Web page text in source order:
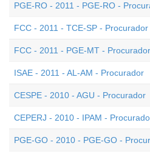
PGE-RO - 2011 - PGE-RO -
FCC - 2011 - TCE-SP - Procurador
FCC - 2011 - PGE-MT - Procurador
ISAE - 2011 - AL-AM - Procurador
CESPE - 2010 - AGU - Procurador
CEPERJ - 2010 - IPAM -
PGE-GO - 2010 - PGE-GO -